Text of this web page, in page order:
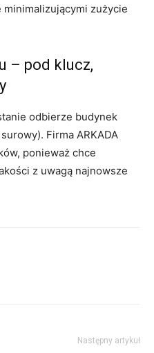
zużycie
– pod klucz,
odbierze budynek
Firma ARKADA
ponieważ chce
z uwagą najnowsze
Następny artykuł